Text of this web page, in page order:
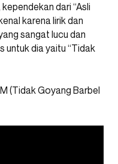
dari “Asli
karena lirik dan
sangat lucu dan
untuk dia yaitu “Tidak
(Tidak Goyang Barbel